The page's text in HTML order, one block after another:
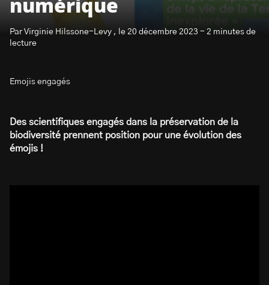
numérique
Par Virginie Hilssone-Levy , le 20 décembre 2023 - 2 minutes de
lecture
Emojis engagés
Des scientifiques engagés dans la préservation de la
biodiversité prennent position pour une évolution des
émojis !
S’abonner à la newsletter